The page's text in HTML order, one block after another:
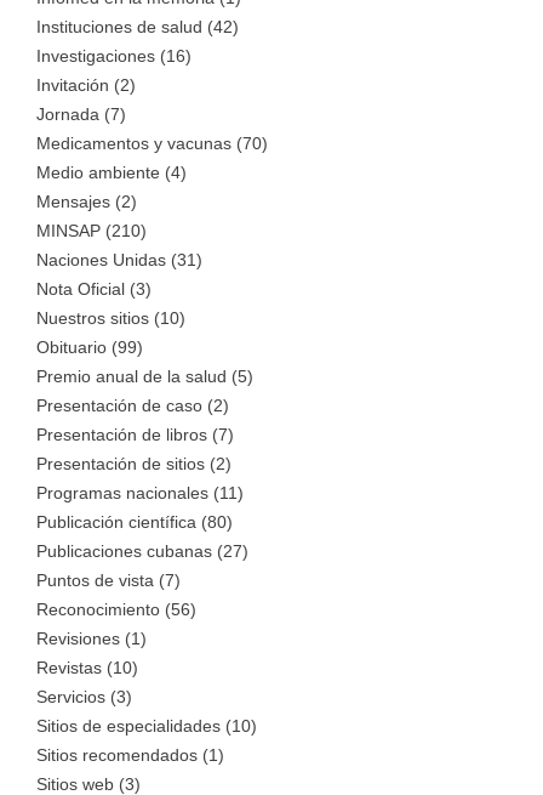
Instituciones de salud (42)
Investigaciones (16)
Invitación (2)
Jornada (7)
Medicamentos y vacunas (70)
Medio ambiente (4)
Mensajes (2)
MINSAP (210)
Naciones Unidas (31)
Nota Oficial (3)
Nuestros sitios (10)
Obituario (99)
Premio anual de la salud (5)
Presentación de caso (2)
Presentación de libros (7)
Presentación de sitios (2)
Programas nacionales (11)
Publicación científica (80)
Publicaciones cubanas (27)
Puntos de vista (7)
Reconocimiento (56)
Revisiones (1)
Revistas (10)
Servicios (3)
Sitios de especialidades (10)
Sitios recomendados (1)
Sitios web (3)